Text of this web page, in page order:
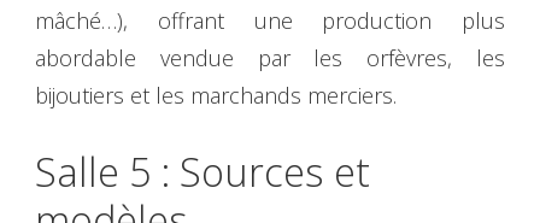
mâché…), offrant une production plus
abordable vendue par les orfèvres, les
bijoutiers et les marchands merciers.
Salle 5 : Sources et